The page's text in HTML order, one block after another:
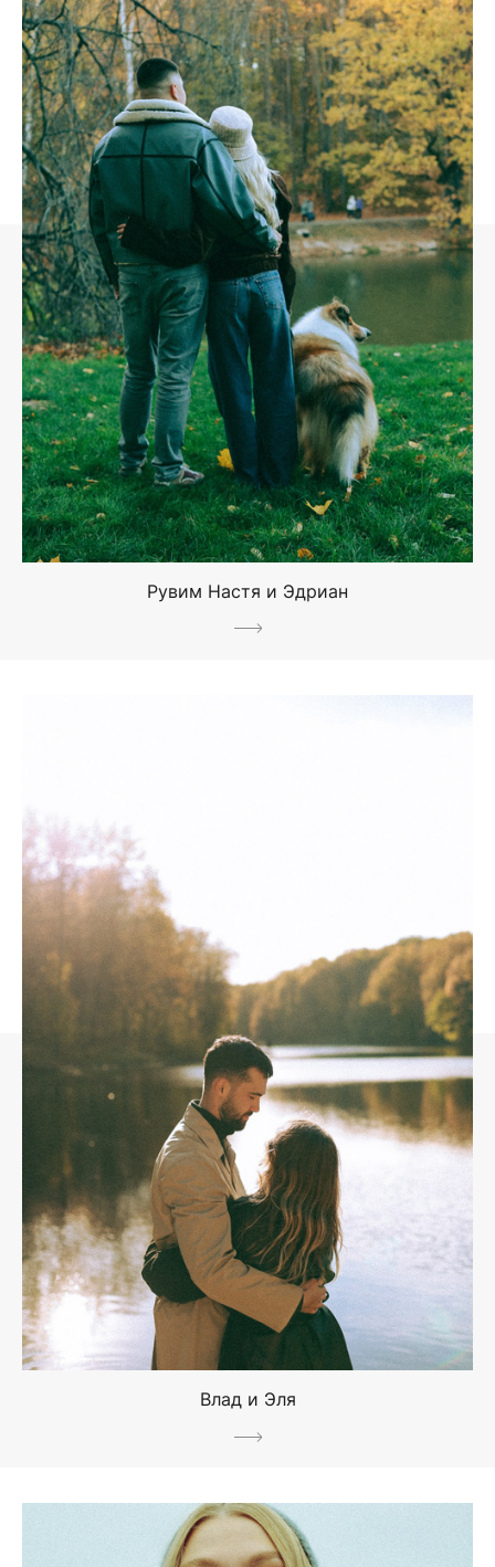
Рувим Настя и Эдриан
Влад и Эля